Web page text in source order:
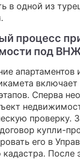
в одной из
процесс
под
включает
Сперва
проверку.
купли-
его в
кадастра. После